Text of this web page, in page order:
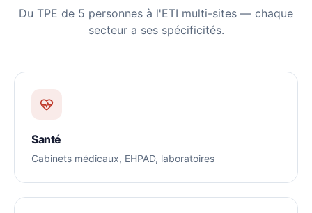
Du TPE de 5 personnes à l'ETI multi-sites — chaque
secteur a ses spécificités.
Santé
Cabinets médicaux, EHPAD, laboratoires